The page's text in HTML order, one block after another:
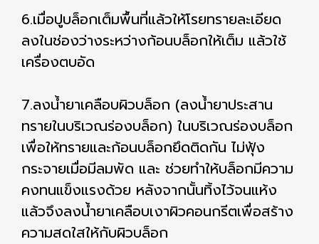
6.เมื่อปูบล็อกเต็มพื้นที่แล้วให้โรยทรายละเอียด
ลงในช่องว่างระหว่างก้อนบล็อกให้เต็ม แล้วใช้
เครื่องตบอัด
7.ลงน้ำยาเคลือบผิวบล็อก (ลงน้ำยาประสาน
ทรายในบริเวณร่องบล็อก) ในบริเวณร่องบล็อก
เพื่อให้ทรายและก้อนบล็อกยึดติดกัน ไม่ฟุ้ง
กระจายเมื่อมีลมพัด และ ช่วยทำให้บล็อกมีความ
คงทนแข็งแรงด้วย หลังจากนั้นทิ้งไว้จนแห้ง
แล้วจึงลงน้ำยาเคลือบเงาผิวคอนกรีตเพื่อสร้าง
ความสดใสให้กับผิวบล็อก